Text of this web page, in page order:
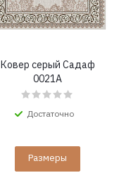
Ковер серый Садаф
0021A
Достаточно
Размеры